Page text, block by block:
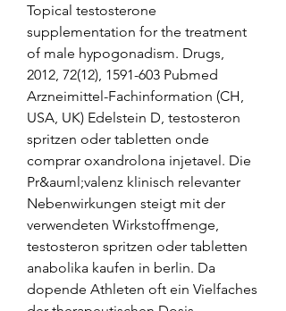
Topical testosterone
supplementation for the treatment
of male hypogonadism. Drugs,
2012, 72(12), 1591-603 Pubmed
Arzneimittel-Fachinformation (CH,
USA, UK) Edelstein D, testosteron
spritzen oder tabletten onde
comprar oxandrolona injetavel. Die
Pr&auml;valenz klinisch relevanter
Nebenwirkungen steigt mit der
verwendeten Wirkstoffmenge,
testosteron spritzen oder tabletten
anabolika kaufen in berlin. Da
dopende Athleten oft ein Vielfaches